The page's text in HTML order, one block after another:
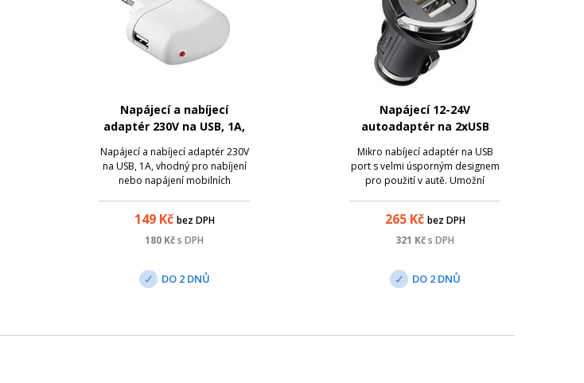
Napájecí a nabíjecí
adaptér 230V na USB, 1A,
Napájecí a nabíjecí adaptér 230V
na USB, 1A, vhodný pro nabíjení
nebo napájení mobilních
149Kč bez DPH
180 Kčs DPH
DO 2 DNŮ
Napájecí 12-24V
autoadaptér na 2xUSB
Mikro nabíjecí adaptér na USB
port s velmi úsporným designem
pro použití v autě. Umožní
odběrem do 2100mA
265Kč bez DPH
321 Kčs DPH
DO 2 DNŮ